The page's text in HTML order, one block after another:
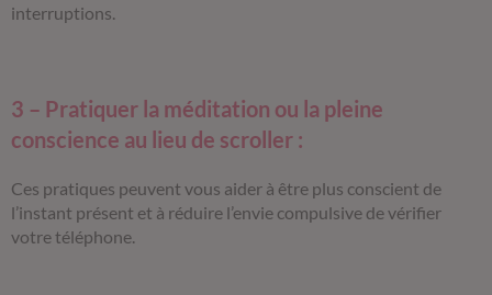
interruptions.
3 – Pratiquer la méditation ou la pleine
conscience au lieu de scroller :
Ces pratiques peuvent vous aider à être plus conscient de
l’instant présent et à réduire l’envie compulsive de vérifier
votre téléphone.